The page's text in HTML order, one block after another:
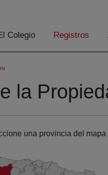
Colegio Registros
la
una provincia del mapa